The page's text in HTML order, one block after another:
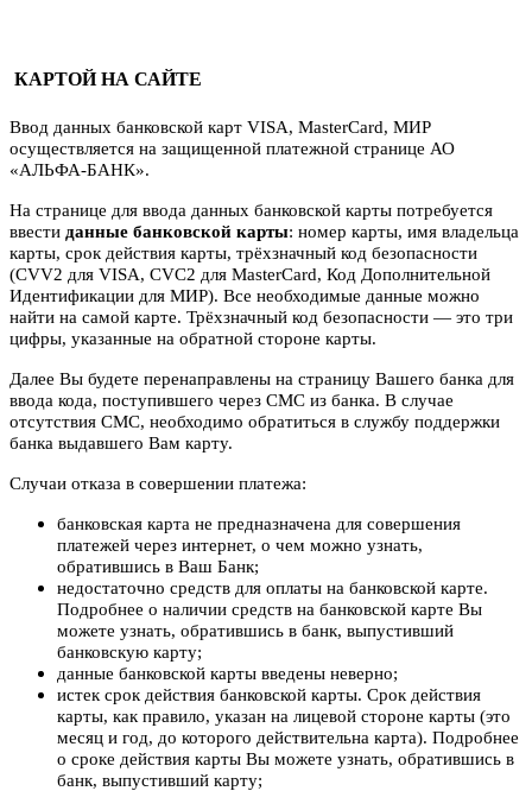
КАРТОЙ НА САЙТЕ
Ввод данных банковской карт VISA, MasterCard, МИР
осуществляется на защищенной платежной странице АО
«АЛЬФА-БАНК».
На странице для ввода данных банковской карты потребуется
ввести данные банковской карты: номер карты, имя владельца
карты, срок действия карты, трёхзначный код безопасности
(CVV2 для VISA, CVC2 для MasterCard, Код Дополнительной
Идентификации для МИР). Все необходимые данные можно
найти на самой карте. Трёхзначный код безопасности — это три
цифры, указанные на обратной стороне карты.
Далее Вы будете перенаправлены на страницу Вашего банка для
ввода кода, поступившего через СМС из банка. В случае
отсутствия СМС, необходимо обратиться в службу поддержки
банка выдавшего Вам карту.
Случаи отказа в совершении платежа:
банковская карта не предназначена для совершения
платежей через интернет, о чем можно узнать,
обратившись в Ваш Банк;
недостаточно средств для оплаты на банковской карте.
Подробнее о наличии средств на банковской карте Вы
можете узнать, обратившись в банк, выпустивший
банковскую карту;
данные банковской карты введены неверно;
истек срок действия банковской карты. Срок действия
карты, как правило, указан на лицевой стороне карты (это
месяц и год, до которого действительна карта). Подробнее
о сроке действия карты Вы можете узнать, обратившись в
банк, выпустивший карту;